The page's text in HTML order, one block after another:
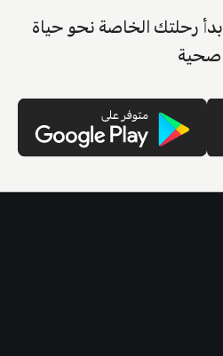
رحلتك الخاصة نحو حياة
صحية